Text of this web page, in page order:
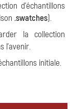
d'échantillons
.swatches).
la collection
l'avenir.
initiale.